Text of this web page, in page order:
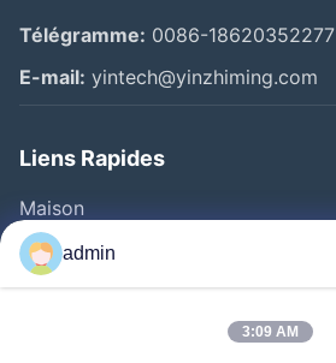
Télégramme: 0086-18620352277
E-mail: yintech@yinzhiming.com
Liens Rapides
Maison
Produits
Vidéos
admin
3:09 AM